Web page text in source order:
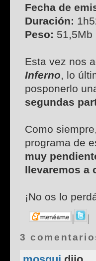
Fecha de
Duración:
Peso: 51,5Mb
Esta vez nos
Inferno, lo
posponerlo
segundas
Como
programa de
muy
llevaremos a
¡No os lo
|
|
3